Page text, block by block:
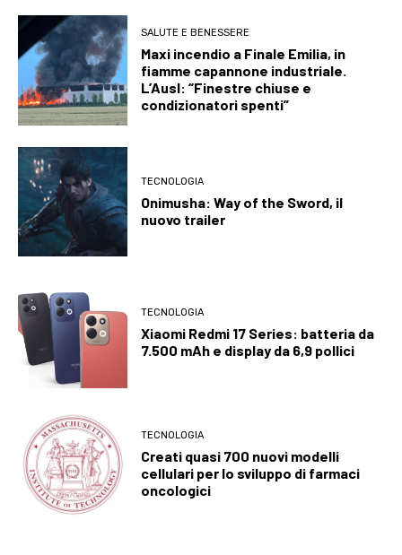
SALUTE E BENESSERE
Maxi incendio a Finale Emilia, in
fiamme capannone industriale.
L’Ausl: “Finestre chiuse e
condizionatori spenti”
TECNOLOGIA
Onimusha: Way of the Sword, il
nuovo trailer
TECNOLOGIA
Xiaomi Redmi 17 Series: batteria da
7.500 mAh e display da 6,9 pollici
TECNOLOGIA
Creati quasi 700 nuovi modelli
cellulari per lo sviluppo di farmaci
oncologici